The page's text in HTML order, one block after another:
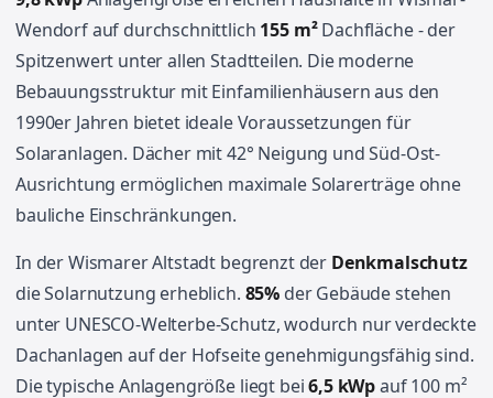
Wendorf auf durchschnittlich 155 m²Dachfläche - der
Spitzenwert unter allen Stadtteilen. Die moderne
Bebauungsstruktur mit Einfamilienhäusern aus den
1990er Jahren bietet ideale Voraussetzungen für
Solaranlagen. Dächer mit 42° Neigung und Süd-Ost-
Ausrichtung ermöglichen maximale Solarerträge ohne
bauliche Einschränkungen.
In der Wismarer Altstadt begrenzt der Denkmalschutz
die Solarnutzung erheblich. 85% der Gebäude stehen
unter UNESCO-Welterbe-Schutz, wodurch nur verdeckte
Dachanlagen auf der Hofseite genehmigungsfähig sind.
Die typische Anlagengröße liegt bei6,5 kWpauf 100 m²